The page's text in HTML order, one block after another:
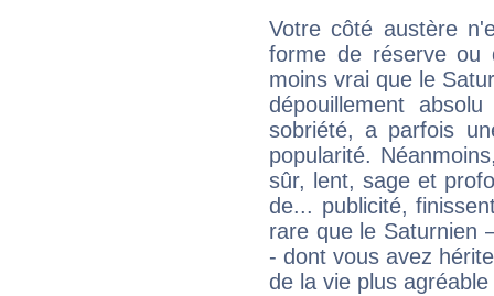
Votre côté austère
forme de réserve
moins vrai que le
dépouillement
sobriété, a parfois
popularité.
sûr, lent, sage et
de... publicité,
rare que le Saturnien
- dont vous avez
de la vie plus